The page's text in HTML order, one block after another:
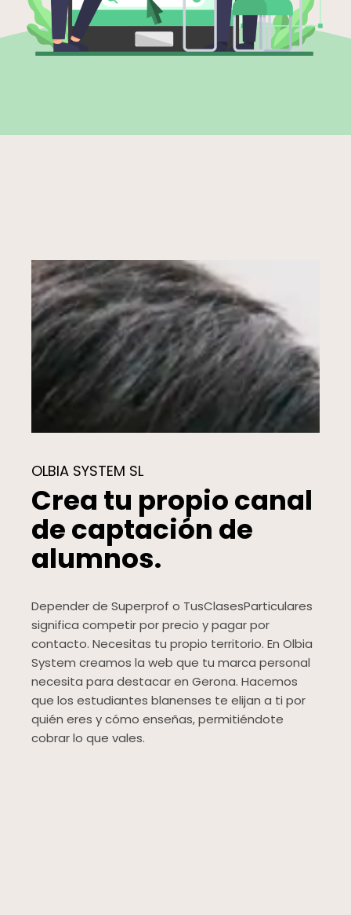
OLBIA SYSTEM SL
Crea tu propio canal
de captación de
alumnos.
Depender de Superprof o TusClasesParticulares
significa competir por precio y pagar por
contacto. Necesitas tu propio territorio. En Olbia
System creamos la web que tu marca personal
necesita para destacar en Gerona. Hacemos
que los estudiantes blanenses te elijan a ti por
quién eres y cómo enseñas, permitiéndote
cobrar lo que vales.